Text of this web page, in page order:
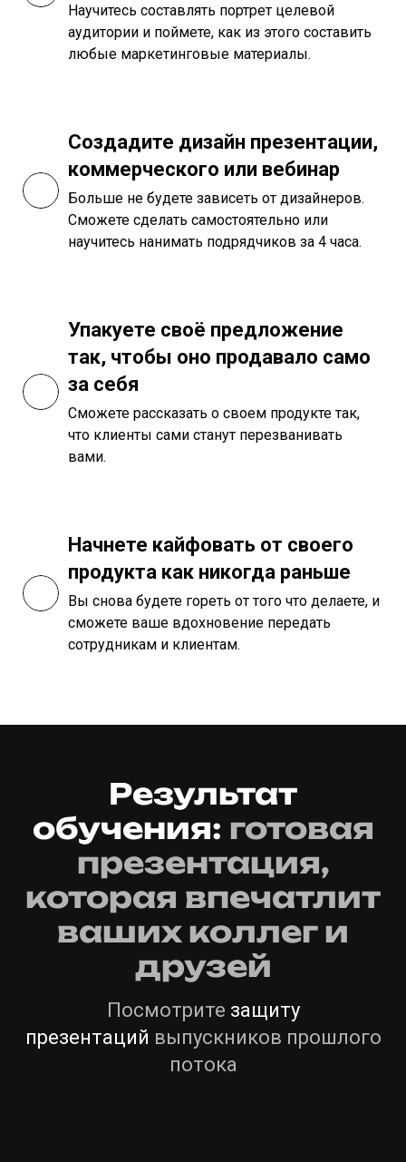
Научитесь составлять портрет целевой
аудитории и поймете, как из этого составить
любые маркетинговые материалы.
Создадите дизайн презентации,
коммерческого или вебинар
Больше не будете зависеть от дизайнеров.
Сможете сделать самостоятельно или
научитесь нанимать подрядчиков за 4 часа.
Упакуете своё предложение
так, чтобы оно продавало само
за себя
Сможете рассказать о своем продукте так,
что клиенты сами станут перезванивать
вами.
Начнете кайфовать от своего
продукта как никогда раньше
Вы снова будете гореть от того что делаете, и
сможете ваше вдохновение передать
сотрудникам и клиентам.
Результат
обучения: готовая
презентация,
которая впечатлит
ваших коллег и
друзей
Посмотрите защиту
презентаций выпускников прошлого
потока